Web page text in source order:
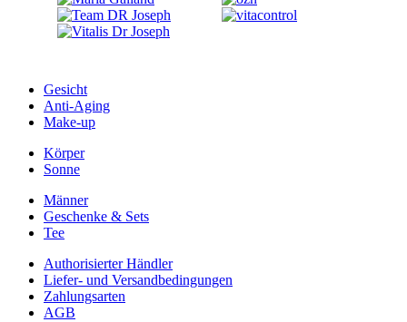
Gesicht
Anti-Aging
Make-up
Körper
Sonne
Männer
Geschenke & Sets
Tee
Authorisierter Händler
Liefer- und Versandbedingungen
Zahlungsarten
AGB